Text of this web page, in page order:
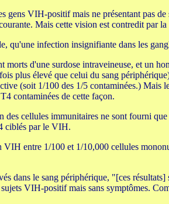
gens VIH-positif mais ne présentant pas
Mais cette vision est contredit par
infection insignifiante dans les
d'une surdose intraveineuse, et un
plus élevé que celui du sang
(soit 1/100 des 1/5 contaminées.) Mais
contaminées de cette façon.
cellules immunitaires ne sont fourni
ciblés par le VIH.
entre 1/100 et 1/10,000 cellules
dans le sang périphérique, "[ces
VIH-positif mais sans symptômes.